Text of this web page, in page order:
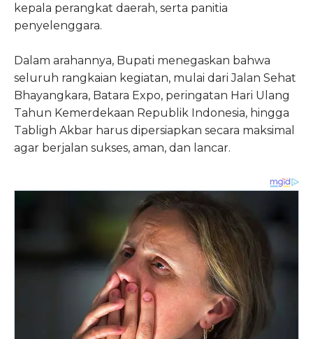
kepala perangkat daerah, serta panitia
penyelenggara.
Dalam arahannya, Bupati menegaskan bahwa
seluruh rangkaian kegiatan, mulai dari Jalan Sehat
Bhayangkara, Batara Expo, peringatan Hari Ulang
Tahun Kemerdekaan Republik Indonesia, hingga
Tabligh Akbar harus dipersiapkan secara maksimal
agar berjalan sukses, aman, dan lancar.